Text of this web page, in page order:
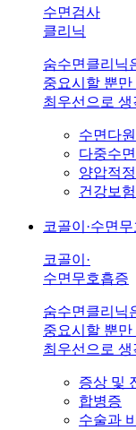
수면검사
클리닉
숨수면클리닉
중요시할 뿐
최우선으로 생
수면다
다중수
양압적
건강보
코골이·수면
코골이·
수면무호흡증
숨수면클리닉
중요시할 뿐
최우선으로 생
증상 및
합병증
수술과